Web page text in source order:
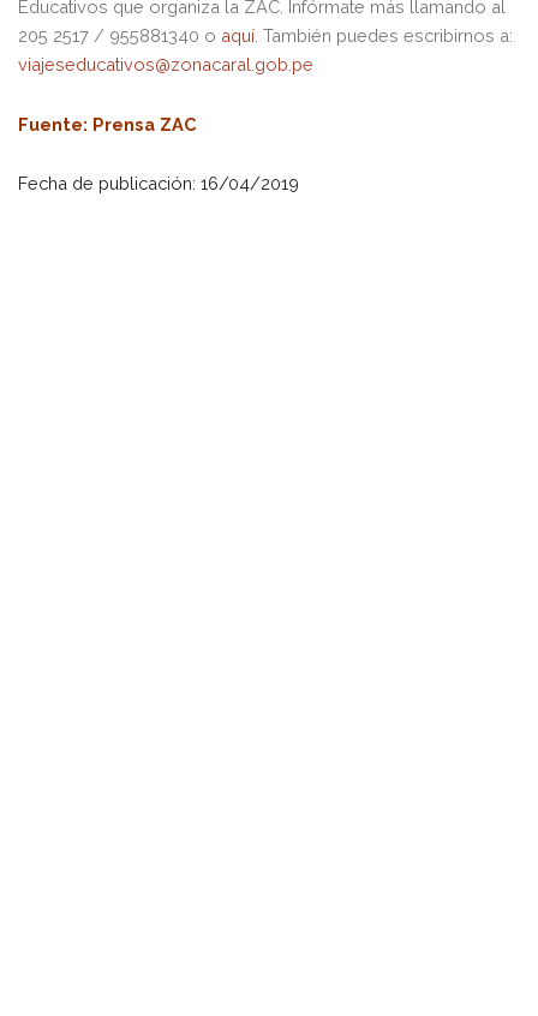
Educativos que organiza la ZAC. Infórmate más llamando al
205 2517 / 955881340 o aquí. También puedes escribirnos a:
viajeseducativos@zonacaral.gob.pe
Fuente: Prensa ZAC
Fecha de publicación: 16/04/2019